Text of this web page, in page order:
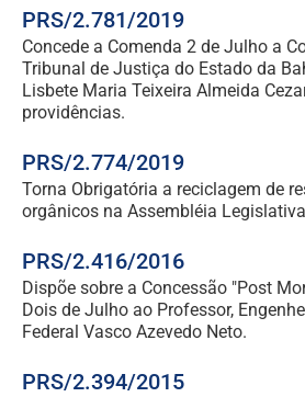
PRS/2.781/2019
Concede a Comenda 2 de Julho a
Tribunal de Justiça do Estado da
Lisbete Maria Teixeira Almeida
providências.
PRS/2.774/2019
Torna Obrigatória a reciclagem de
orgânicos na Assembléia
PRS/2.416/2016
Dispõe sobre a Concessão "Post
Dois de Julho ao Professor,
Federal Vasco Azevedo Neto.
PRS/2.394/2015